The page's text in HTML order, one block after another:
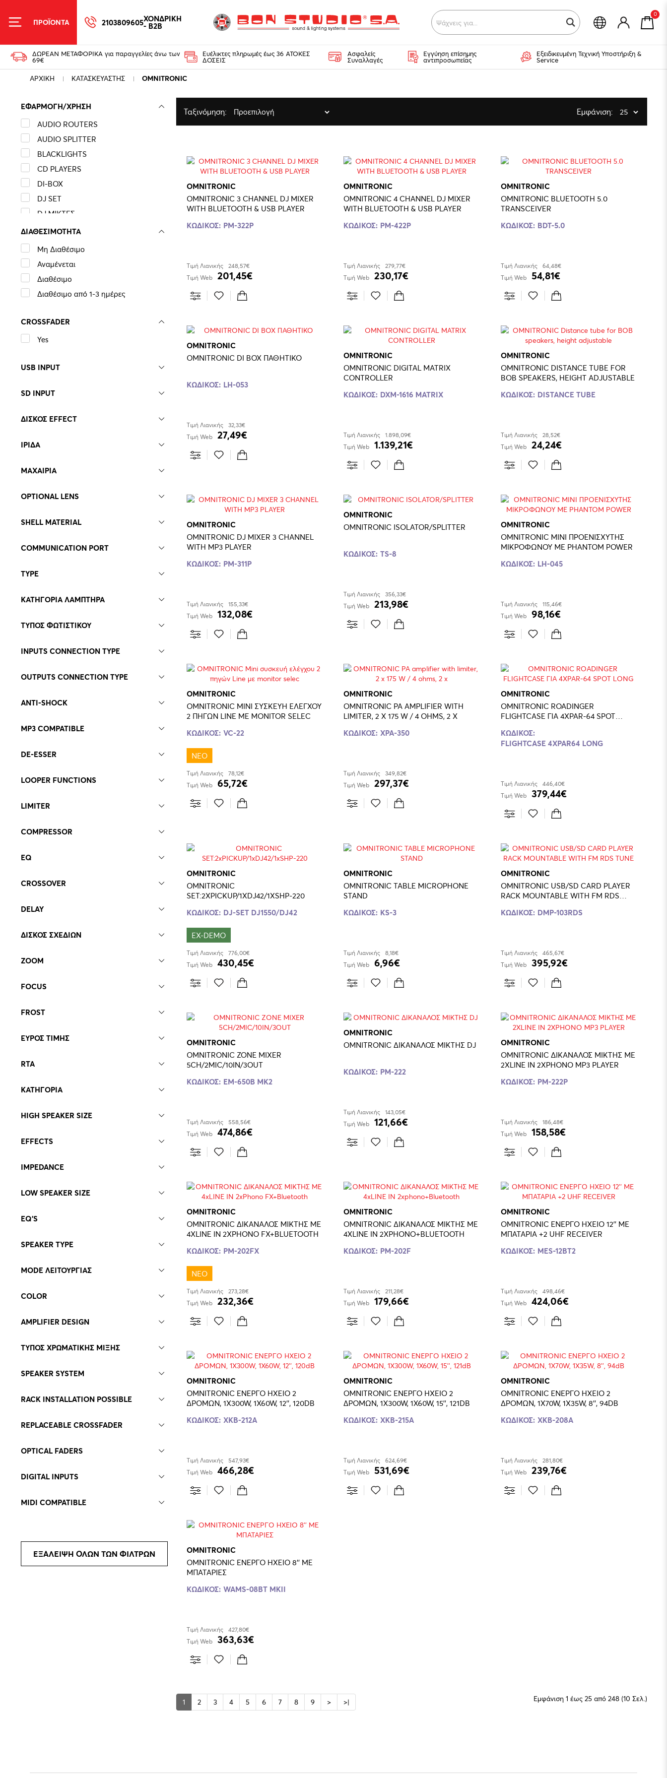
ΠΡΟΪΟΝΤΑ 2103809605ΧΟΝΔΡΙΚΗ
- B2B Ψάχνε
0
ΔΩΡΕΑΝ ΜΕΤΑΦΟΡΙΚΑ για παραγγελίες άνω των
69€
Ευέλικτες πληρωμές έως 36 ΑΤΟΚΕΣ
ΔΟΣΕΙΣ
Ασφαλείς
Συναλλαγές
Εγγύηση επίσημης
αντιπροσωπείας
Εξειδικευμένη Τεχνική Υποστήριξη &
Service
ΑΡΧΙΚΗ ΚΑΤΑΣΚΕΥΑΣΤΗΣ OMNITRONIC
ΔΙΑΘΕΣΙΜΟΤΗΤΑ
Μη Διαθέσιμο
Αναμένεται
Διαθέσιμο
Διαθέσιμο από 1-3 ημέρες
CROSSFADER
Yes
USB INPUT
SD INPUT
ΔΙΣΚΟΣ EFFECT
ΙΡΙΔΑ
ΜΑΧΑΙΡΙΑ
OPTIONAL LENS
SHELL MATERIAL
COMMUNICATION PORT
TYPE
ΚΑΤΗΓΟΡΙΑ ΛΑΜΠΤΗΡΑ
ΤΥΠΟΣ ΦΩΤΙΣΤΙΚΟΥ
INPUTS CONNECTION TYPE
OUTPUTS CONNECTION TYPE
ANTI-SHOCK
MP3 COMPATIBLE
DE-ESSER
LOOPER FUNCTIONS
LIMITER
COMPRESSOR
EQ
CROSSOVER
DELAY
ΔΙΣΚΟΣ ΣΧΕΔΙΩΝ
ZOOM
FOCUS
FROST
ΕΥΡΟΣ ΤΙΜΗΣ
RTA
ΚΑΤΗΓΟΡΙΑ
HIGH SPEAKER SIZE
EFFECTS
IMPEDANCE
LOW SPEAKER SIZE
EQ'S
SPEAKER TYPE
ΕΦΑΡΜΟΓΗ/ΧΡΗΣΗ
AUDIO ROUTERS
AUDIO SPLITTER
BLACKLIGHTS
CD PLAYERS
DI-BOX
DJ SET
DJ ΜΙΚΤΕΣ
PAR 36 114mm
XENON
ΑΚΟΥΣΤΙΚΑ STUDIO
ΒΑΣΕΙΣ ΜΙΚΡΟΦΩΝΩΝ
ΕΝΙΣΧΥΤΕΣ ΤΕΛΙΚΟΙ
ΕΠΕΞΕΡΓΑΣΤΕΣ ΗΧΕΙΩΝ
ΗΧΕΙΑ INSTALLATION
ΗΧΕΙΑ ΟΡΟΦΗΣ
ΘΗΚΕΣ - ΒΑΛΙΤΣΕΣ ΜΕΤΑΦΟΡΑΣ
ΚΟΝΣΟΛΕΣ ΗΧΟΥ ΓΕΝΙΚΗΣ ΧΡΗΣΗΣ
ΜΙΚΡΟΦΩΝΑ ΚΕΦΑΛΗΣ
ΜΟΝΑΔΕΣ ΔΙΑΣΥΝΔΕΣΗΣ
ΠΡΟΕΝΙΣΧΥΤΕΣ
MANAGEMENT
ΠΡΟΕΝΙΣΧΥΤΕΣ ΜΙΚΡΟΦΩΝΩΝ
MODE ΛΕΙΤΟΥΡΓΙΑΣ
COLOR
AMPLIFIER DESIGN
ΤΥΠΟΣ ΧΡΩΜΑΤΙΚΗΣ ΜΙΞΗΣ
SPEAKER SYSTEM
RACK INSTALLATION POSSIBLE
REPLACEABLE CROSSFADER
OPTICAL FADERS
DIGITAL INPUTS
MIDI COMPATIBLE
EXPANDER
LAN CONNECTION
ΕΞΑΛΕΙΨΗ ΟΛΩΝ ΤΩΝ ΦΙΛΤΡΩΝ
Ταξινόμηση: Εμφάνιση:
OMNITRONIC
OMNITRONIC 3 CHANNEL DJ MIXER
WITH BLUETOOTH & USB PLAYER
ΚΩΔΙΚΟΣ: PM-322P
Τιμή Λιανικής
248,57€
Τιμή Web
201,45€
OMNITRONIC
OMNITRONIC 4 CHANNEL DJ MIXER
WITH BLUETOOTH & USB PLAYER
ΚΩΔΙΚΟΣ: PM-422P
Τιμή Λιανικής
279,77€
Τιμή Web
230,17€
OMNITRONIC
OMNITRONIC BLUETOOTH 5.0
TRANSCEIVER
ΚΩΔΙΚΟΣ: BDT-5.0
Τιμή Λιανικής
64,48€
Τιμή Web
54,81€
OMNITRONIC
OMNITRONIC DI BOX ΠΑΘΗΤΙΚΟ
ΚΩΔΙΚΟΣ: LH-053
Τιμή Λιανικής
32,33€
Τιμή Web
27,49€
OMNITRONIC
OMNITRONIC DIGITAL MATRIX
CONTROLLER
ΚΩΔΙΚΟΣ: DXM-1616 MATRIX
Τιμή Λιανικής
1.898,09€
Τιμή Web
1.139,21€
OMNITRONIC
OMNITRONIC DISTANCE TUBE FOR
BOB SPEAKERS, HEIGHT ADJUSTABLE
ΚΩΔΙΚΟΣ: DISTANCE TUBE
Τιμή Λιανικής
28,52€
Τιμή Web
24,24€
OMNITRONIC
OMNITRONIC DJ MIXER 3 CHANNEL
WITH MP3 PLAYER
ΚΩΔΙΚΟΣ: PM-311P
Τιμή Λιανικής
155,33€
Τιμή Web
132,08€
OMNITRONIC
OMNITRONIC ISOLATOR/SPLITTER
ΚΩΔΙΚΟΣ: TS-8
Τιμή Λιανικής
356,33€
Τιμή Web
213,98€
OMNITRONIC
OMNITRONIC MINI ΠΡΟΕΝΙΣΧΥΤΗΣ
ΜΙΚΡΟΦΩΝΟΥ ΜΕ PHANTOM POWER
ΚΩΔΙΚΟΣ: LH-045
Τιμή Λιανικής
115,46€
Τιμή Web
98,16€
OMNITRONIC
OMNITRONIC MINI ΣΥΣΚΕΥΗ ΕΛΕΓΧΟΥ
2 ΠΗΓΩΝ LINE ΜΕ MONITOR SELEC
ΚΩΔΙΚΟΣ: VC-22
ΝΕΟ
Τιμή Λιανικής
78,12€
Τιμή Web
65,72€
OMNITRONIC
OMNITRONIC PA AMPLIFIER WITH
LIMITER, 2 X 175 W / 4 OHMS, 2 X
ΚΩΔΙΚΟΣ: XPA-350
Τιμή Λιανικής
349,82€
Τιμή Web
297,37€
OMNITRONIC
OMNITRONIC ROADINGER
FLIGHTCASE ΓΙΑ 4XPAR-64 SPOT
ΚΩΔΙΚΟΣ:
FLIGHTCASE 4XPAR64 LONG
Τιμή Λιανικής
446,40€
Τιμή Web
379,44€
OMNITRONIC
OMNITRONIC
SET:2XPICKUP/1XDJ42/1XSHP-220
ΚΩΔΙΚΟΣ: DJ-SET DJ1550/DJ42
EX-DEMO
Τιμή Λιανικής
776,00€
Τιμή Web
430,45€
OMNITRONIC
OMNITRONIC TABLE MICROPHONE
STAND
ΚΩΔΙΚΟΣ: KS-3
Τιμή Λιανικής
8,18€
Τιμή Web
6,96€
OMNITRONIC
OMNITRONIC USB/SD CARD PLAYER
RACK MOUNTABLE WITH FM RDS
ΚΩΔΙΚΟΣ: DMP-103RDS
Τιμή Λιανικής
465,67€
Τιμή Web
395,92€
OMNITRONIC
OMNITRONIC ZONE MIXER
5CH/2MIC/10IN/3OUT
ΚΩΔΙΚΟΣ: EM-650B ΜΚ2
Τιμή Λιανικής
558,56€
Τιμή Web
474,86€
OMNITRONIC
OMNITRONIC ΔΙΚΑΝΑΛΟΣ ΜΙΚΤΗΣ DJ
ΚΩΔΙΚΟΣ: PM-222
Τιμή Λιανικής
143,05€
Τιμή Web
121,66€
OMNITRONIC
OMNITRONIC ΔΙΚΑΝΑΛΟΣ ΜΙΚΤΗΣ ΜΕ
2ΧLΙΝΕ ΙΝ 2ΧPHONO MP3 PLAYER
ΚΩΔΙΚΟΣ: PM-222P
Τιμή Λιανικής
186,48€
Τιμή Web
158,58€
OMNITRONIC
OMNITRONIC ΔΙΚΑΝΑΛΟΣ ΜΙΚΤΗΣ ΜΕ
4XLΙΝΕ ΙΝ 2XPHONO FX+BLUETOOTH
ΚΩΔΙΚΟΣ: PM-202FX
ΝΕΟ
Τιμή Λιανικής
273,28€
Τιμή Web
232,36€
OMNITRONIC
OMNITRONIC ΔΙΚΑΝΑΛΟΣ ΜΙΚΤΗΣ ΜΕ
4XLΙΝΕ ΙΝ 2XPHONO+BLUETOOTH
ΚΩΔΙΚΟΣ: PM-202F
Τιμή Λιανικής
211,28€
Τιμή Web
179,66€
OMNITRONIC
OMNITRONIC ΕΝΕΡΓΟ ΗΧΕΙΟ 12'' ΜΕ
ΜΠΑΤΑΡΙΑ +2 UHF RECEIVER
ΚΩΔΙΚΟΣ: MES-12BT2
Τιμή Λιανικής
498,46€
Τιμή Web
424,06€
OMNITRONIC
OMNITRONIC ΕΝΕΡΓΟ ΗΧΕΙΟ 2
ΔΡΟΜΩΝ, 1X300W, 1X60W, 12'', 120DB
ΚΩΔΙΚΟΣ: XKB-212A
Τιμή Λιανικής
547,93€
Τιμή Web
466,28€
OMNITRONIC
OMNITRONIC ΕΝΕΡΓΟ ΗΧΕΙΟ 2
ΔΡΟΜΩΝ, 1X300W, 1X60W, 15'', 121DB
ΚΩΔΙΚΟΣ: XKB-215A
Τιμή Λιανικής
624,69€
Τιμή Web
531,69€
OMNITRONIC
OMNITRONIC ΕΝΕΡΓΟ ΗΧΕΙΟ 2
ΔΡΟΜΩΝ, 1X70W, 1X35W, 8'', 94DB
ΚΩΔΙΚΟΣ: XKB-208A
Τιμή Λιανικής
281,80€
Τιμή Web
239,76€
OMNITRONIC
OMNITRONIC ΕΝΕΡΓΟ ΗΧΕΙΟ 8'' ME
MΠΑΤΑΡΙΕΣ
ΚΩΔΙΚΟΣ: WAMS-08BT MKII
Τιμή Λιανικής
427,80€
Τιμή Web
363,63€
1 2 3 4 5 6 7 8 9 > >| Εμφάνιση 1 έως 25 από 248 (10 Σελ.)